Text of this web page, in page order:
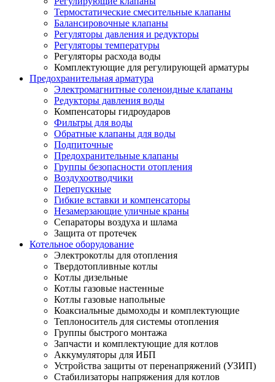
Термостатические смесительные клапаны
Балансировочные клапаны
Регуляторы давления и редукторы
Регуляторы температуры
Регуляторы расхода воды
Комплектующие для регулирующей арматуры
Предохранительная арматура
Электромагнитные соленоидные клапаны
Редукторы давления воды
Компенсаторы гидроударов
Фильтры для воды
Обратные клапаны для воды
Подпиточные
Предохранительные клапаны
Группы безопасности отопления
Воздухоотводчики
Перепускные
Гибкие вставки и компенсаторы
Незамерзающие уличные краны
Сепараторы воздуха и шлама
Защита от протечек
Котельное оборудование
Электрокотлы для отопления
Твердотопливные котлы
Котлы дизельные
Котлы газовые настенные
Котлы газовые напольные
Коаксиальные дымоходы и комплектующие
Теплоноситель для системы отопления
Группы быстрого монтажа
Запчасти и комплектующие для котлов
Аккумуляторы для ИБП
Устройства защиты от перенапряжений (УЗИП)
Стабилизаторы напряжения для котлов